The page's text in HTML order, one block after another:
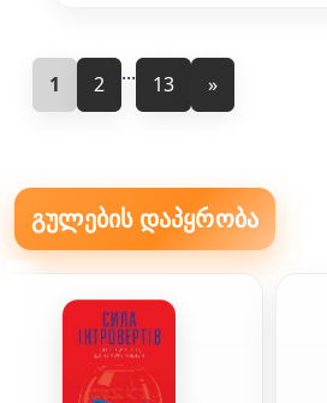
1 2 ... 13 »
გულების დაპყრობა